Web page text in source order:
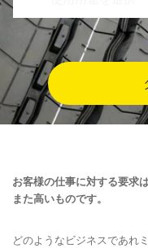
お客様の仕事に対する要求
また高いものです。
どのようなビジネスであれ